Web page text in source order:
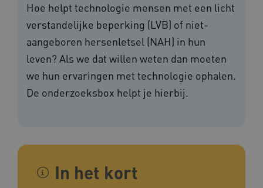
Hoe helpt technologie mensen met een licht
verstandelijke beperking (LVB) of niet-
aangeboren hersenletsel (NAH) in hun
leven? Als we dat willen weten dan moeten
we hun ervaringen met technologie ophalen.
De onderzoeksbox helpt je hierbij.
In het kort